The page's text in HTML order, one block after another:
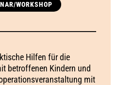
WORKSHOP
Hilfen für die
betroffenen Kindern und
mit